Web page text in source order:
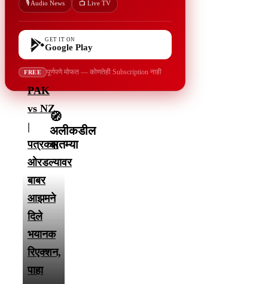
🎙️ Audio News 📺 Live TV
GET IT ON
Google Play
FREE पूर्णपणे मोफत — कोणतेही Subscription नाही
🧭
अलीकडील
बातम्या
PAK
vs NZ
|
पत्रकार
ओरडल्यावर
बाबर
आझमने
दिले
भयानक
रिएक्शन,
पाहा